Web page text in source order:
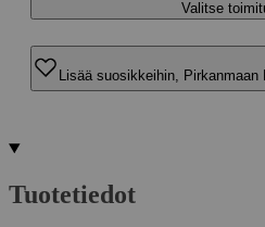
Valitse
Lisää suosikkeihin, Pirkanmaan
Tuotetiedot